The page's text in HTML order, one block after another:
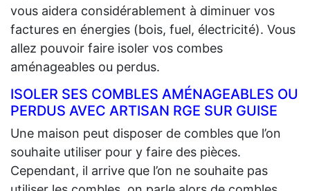
vous aidera considérablement à diminuer vos
factures en énergies (bois, fuel, électricité). Vous
allez pouvoir faire isoler vos combes
aménageables ou perdus.
ISOLER SES COMBLES AMÉNAGEABLES OU
PERDUS AVEC ARTISAN RGE SUR GUISE
Une maison peut disposer de combles que l’on
souhaite utiliser pour y faire des pièces.
Cependant, il arrive que l’on ne souhaite pas